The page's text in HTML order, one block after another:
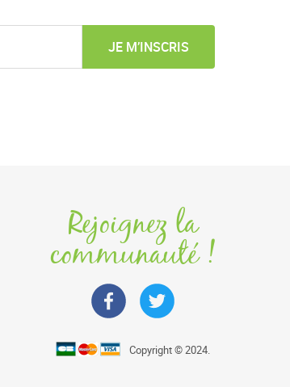
JE M’INSCRIS
Rejoignez la
communauté !
Copyright © 2024.